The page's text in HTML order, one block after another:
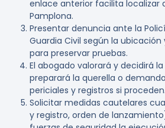
enlace anterior facilita localizar
Pamplona.
Presentar denuncia ante la
Guardia Civil según la
para preservar pruebas.
El abogado valorará y decidirá
preparará la querella o
periciales y registros si proceden.
Solicitar medidas cautelares
y registro, orden de